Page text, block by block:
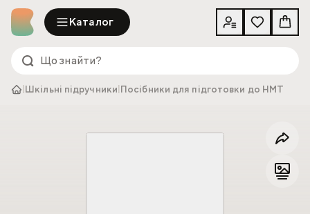
Каталог
Шкільні підручники Посібники для підготовки до НМТ